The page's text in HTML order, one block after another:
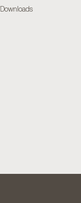
Downloads